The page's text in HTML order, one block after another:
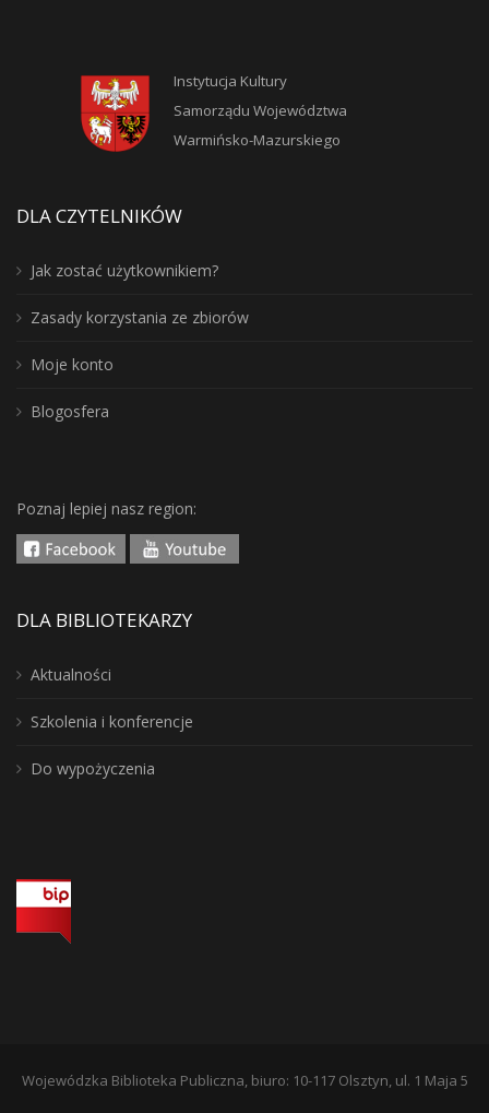
Instytucja Kultury
Samorządu Województwa
Warmińsko-Mazurskiego
DLA CZYTELNIKÓW
Jak zostać użytkownikiem?
Zasady korzystania ze zbiorów
Moje konto
Blogosfera
Poznaj lepiej nasz region:
DLA BIBLIOTEKARZY
Aktualności
Szkolenia i konferencje
Do wypożyczenia
Wojewódzka Biblioteka Publiczna, biuro: 10-117 Olsztyn, ul. 1 Maja 5